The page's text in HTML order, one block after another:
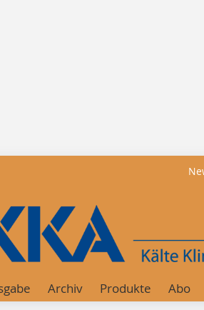
Archiv Produkte Abo